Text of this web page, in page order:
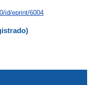
id/eprint/6004